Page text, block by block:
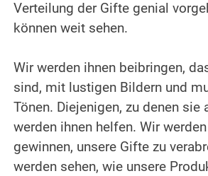
Verteilung der Gifte genial
können weit sehen.
Wir werden ihnen beibringen,
sind, mit lustigen Bildern und
Tönen. Diejenigen, zu denen sie
werden ihnen helfen. Wir
gewinnen, unsere Gifte zu
werden sehen, wie unsere